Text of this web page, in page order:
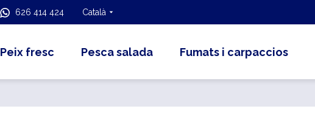
626 414 424 Català
Peix fresc Pesca salada Fumats i carpaccios